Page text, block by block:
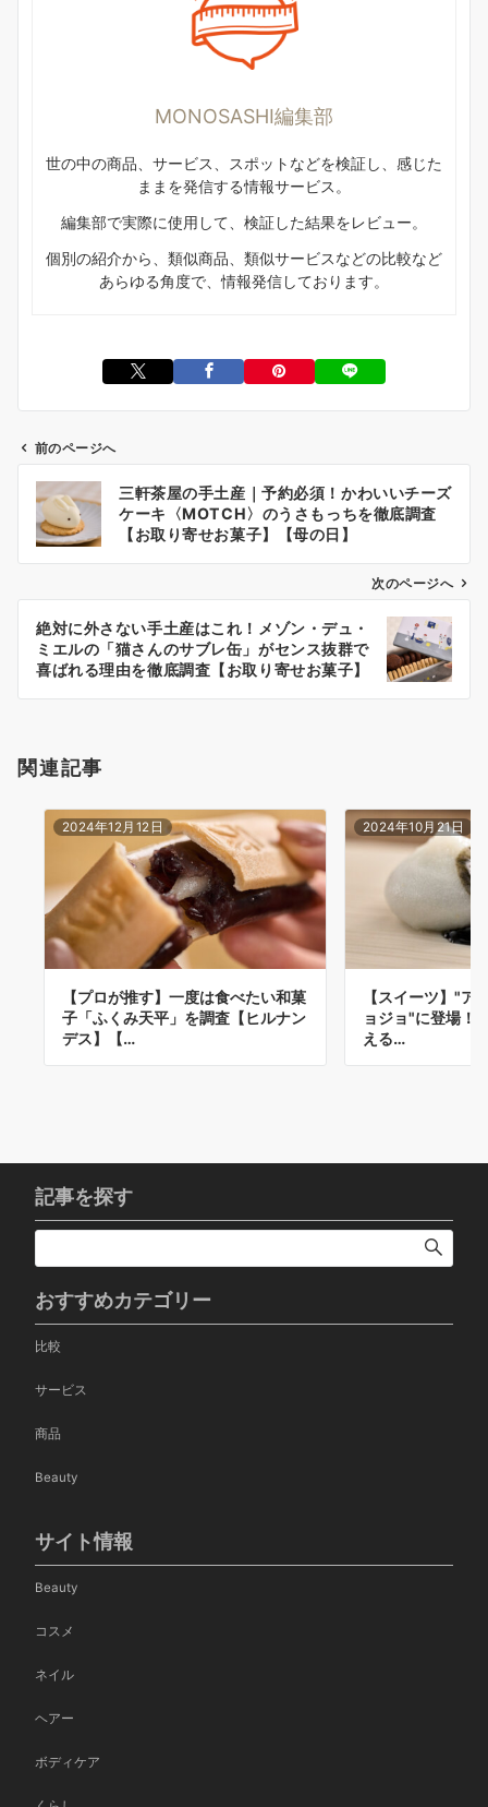
MONOSASHI編集部
世の中の商品、サービス、スポットなどを検証し、感じた
ままを発信する情報サービス。
編集部で実際に使用して、検証した結果をレビュー。
個別の紹介から、類似商品、類似サービスなどの比較など
あらゆる角度で、情報発信しております。
投
稿
ナ
ビ
ゲ
ー
シ
ョ
前のページへ
三軒茶屋の手土産｜予約必須！かわいいチーズ
ケーキ〈MOTCH〉のうさもっちを徹底調査
【お取り寄せお菓子】【母の日】
次のページへ
絶対に外さない手土産はこれ！メゾン・デュ・
ミエルの「猫さんのサブレ缶」がセンス抜群で
喜ばれる理由を徹底調査【お取り寄せお菓子】
関連記事
2024年12月12日
【プロが推す】一度は食べたい和菓
子「ふくみ天平」を調査【ヒルナン
デス】【…
2024年10月21日
【スイーツ】"ア
ョジョ"に登場！
える…
記事を探す
おすすめカテゴリー
比較
サービス
商品
Beauty
サイト情報
Beauty
コスメ
ネイル
ヘアー
ボディケア